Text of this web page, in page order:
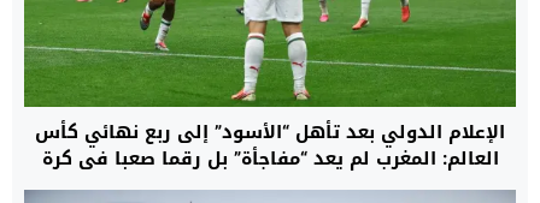
الإعلام الدولي بعد تأهل “الأسود” إلى ربع نهائي كأس
العالم: المغرب لم يعد “مفاجأة” بل رقما صعبا في كرة
القدم العالمية